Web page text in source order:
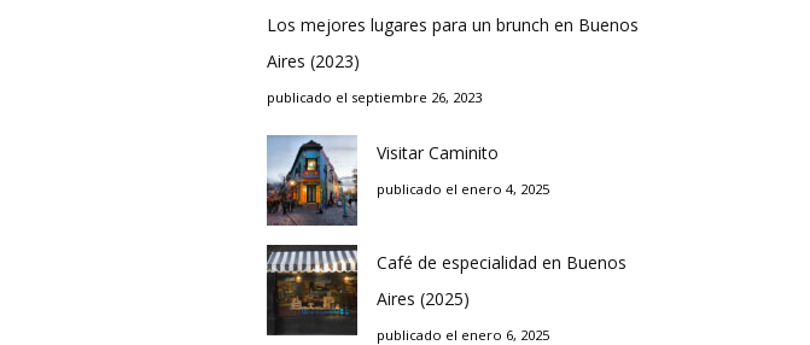
Los mejores lugares para un brunch en Buenos
Aires (2023)
publicado el septiembre 26, 2023
Visitar Caminito
publicado el enero 4, 2025
Café de especialidad en Buenos
Aires (2025)
publicado el enero 6, 2025